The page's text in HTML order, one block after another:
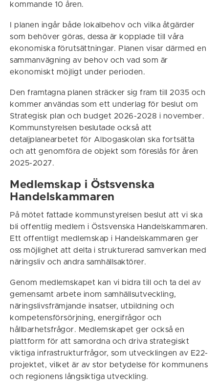
kommande 10 åren.
I planen ingår både lokalbehov och vilka åtgärder
som behöver göras, dessa är kopplade till våra
ekonomiska förutsättningar. Planen visar därmed en
sammanvägning av behov och vad som är
ekonomiskt möjligt under perioden.
Den framtagna planen sträcker sig fram till 2035 och
kommer användas som ett underlag för beslut om
Strategisk plan och budget 2026-2028 i november.
Kommunstyrelsen beslutade också att
detaljplanearbetet för Albogaskolan ska fortsätta
och att genomföra de objekt som föreslås för åren
2025-2027.
Medlemskap i Östsvenska
Handelskammaren
På mötet fattade kommunstyrelsen beslut att vi ska
bli offentlig medlem i Östsvenska Handelskammaren.
Ett offentligt medlemskap i Handelskammaren ger
oss möjlighet att delta i strukturerad samverkan med
näringsliv och andra samhällsaktörer.
Genom medlemskapet kan vi bidra till och ta del av
gemensamt arbete inom samhällsutveckling,
näringslivsfrämjande insatser, utbildning och
kompetensförsörjning, energifrågor och
hållbarhetsfrågor. Medlemskapet ger också en
plattform för att samordna och driva strategiskt
viktiga infrastrukturfrågor, som utvecklingen av E22-
projektet, vilket är av stor betydelse för kommunens
och regionens långsiktiga utveckling.